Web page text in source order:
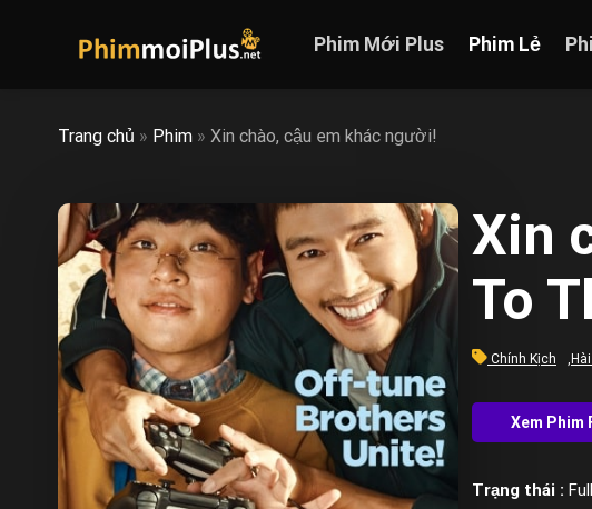
Phim Mới Plus Phim Lẻ
Trang chủ » Phim » Xin chào, cậu em khác người!
Xin
To
Chính Kịch
Trạng thái : Full